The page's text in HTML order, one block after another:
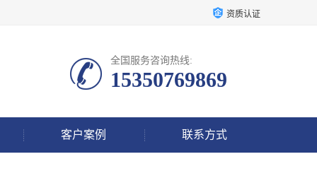
资质认证
全国服务咨询热线:
15350769869
客户案例 联系方式